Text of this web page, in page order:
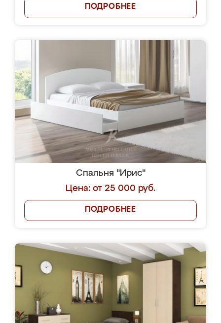
ПОДРОБНЕЕ
Спальня "Ирис"
Цена: от 25 000 руб.
ПОДРОБНЕЕ